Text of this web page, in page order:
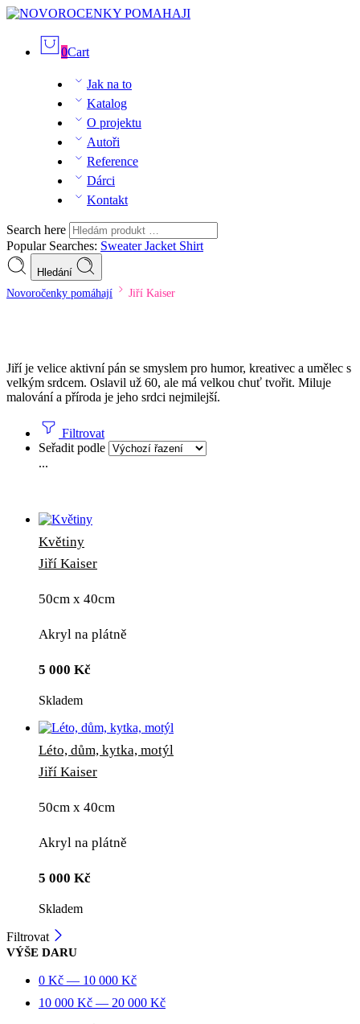
0Cart
Jak na to
Katalog
O projektu
Autoři
Reference
Dárci
Kontakt
Search here
Popular Searches: SweaterJacket Shirt
Hledání
Novoročenky pomáhají Jiří Kaiser
Jiří je velice aktivní pán se smyslem pro humor, kreativec a umělec s
velkým srdcem. Oslavil už 60, ale má velkou chuť tvořit. Miluje
malování a příroda je jeho srdci nejmilejší.
Filtrovat
Seřadit podle
...
Květiny
Jiří Kaiser
50cm x 40cm
Akryl na plátně
5 000 Kč
Skladem
Léto, dům, kytka, motýl
Jiří Kaiser
50cm x 40cm
Akryl na plátně
5 000 Kč
Skladem
Filtrovat
VÝŠE DARU
0 Kč — 10 000 Kč
10 000 Kč — 20 000 Kč